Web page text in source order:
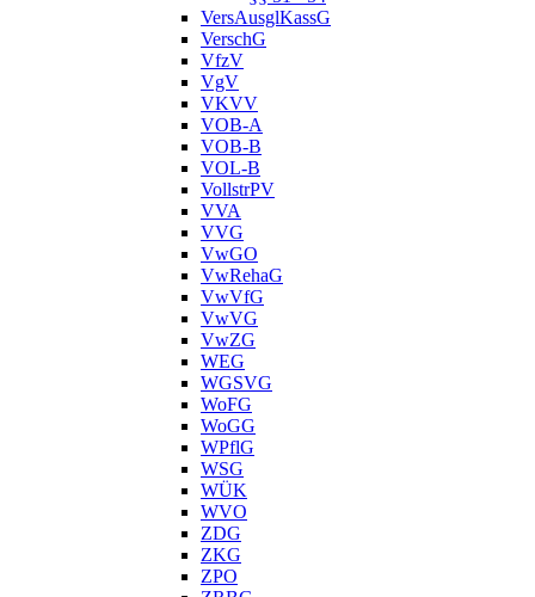
VersAusglKassG
VerschG
VfzV
VgV
VKVV
VOB-A
VOB-B
VOL-B
VollstrPV
VVA
VVG
VwGO
VwRehaG
VwVfG
VwVG
VwZG
WEG
WGSVG
WoFG
WoGG
WPflG
WSG
WÜK
WVO
ZDG
ZKG
ZPO